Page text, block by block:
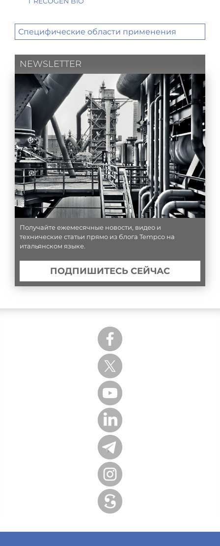
Специфические области применения
NEWSLETTER
Получайте ежемесячные новости, видео и
технические статьи прямо из блога Tempco на
итальянском языке.
ПОДПИШИТЕСЬ СЕЙЧАС